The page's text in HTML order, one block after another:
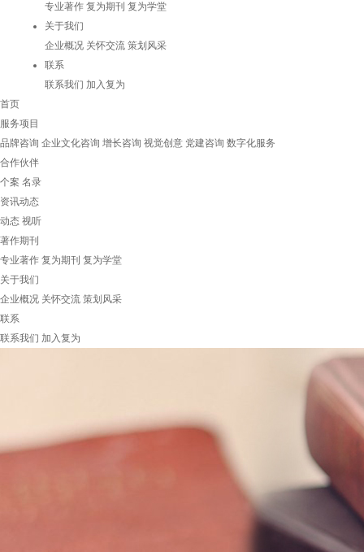
专业著作 复为期刊 复为学堂
关于我们
企业概况 关怀交流 策划风采
联系
联系我们 加入复为
首页
服务项目
品牌咨询 企业文化咨询 增长咨询 视觉创意 党建咨询 数字化服务
合作伙伴
个案 名录
资讯动态
动态 视听
著作期刊
专业著作 复为期刊 复为学堂
关于我们
企业概况 关怀交流 策划风采
联系
联系我们 加入复为